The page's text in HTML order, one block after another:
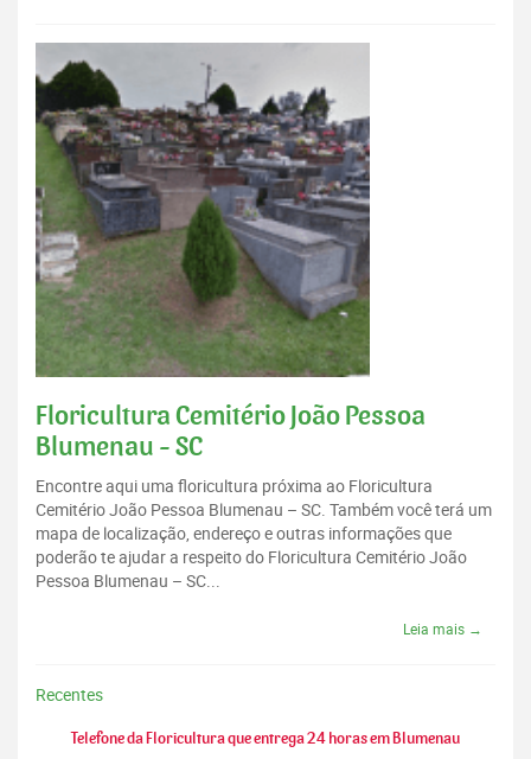
Floricultura Cemitério João Pessoa
Blumenau - SC
Encontre aqui uma floricultura próxima ao Floricultura
Cemitério João Pessoa Blumenau – SC. Também você terá um
mapa de localização, endereço e outras informações que
poderão te ajudar a respeito do Floricultura Cemitério João
Pessoa Blumenau – SC...
Leia mais →
Recentes
Telefone da Floricultura que entrega 24 horas em Blumenau